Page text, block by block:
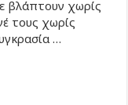
βλάπτουν χωρίς
τους χωρίς
…